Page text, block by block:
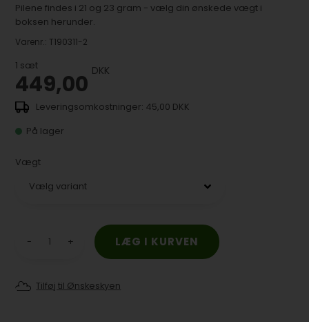
Pilene findes i 21 og 23 gram - vælg din ønskede vægt i
boksen herunder.
Varenr.: T190311-2
1 sæt
449,00 DKK
45,00 DKK
På lager
Vægt
- +
Tilføj til Ønskeskyen